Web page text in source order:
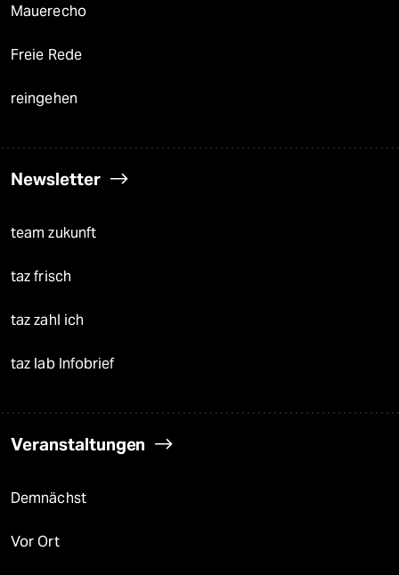
Mauerecho
Freie Rede
reingehen
Newsletter
team zukunft
taz frisch
taz zahl ich
taz lab Infobrief
Veranstaltungen
Demnächst
Vor Ort